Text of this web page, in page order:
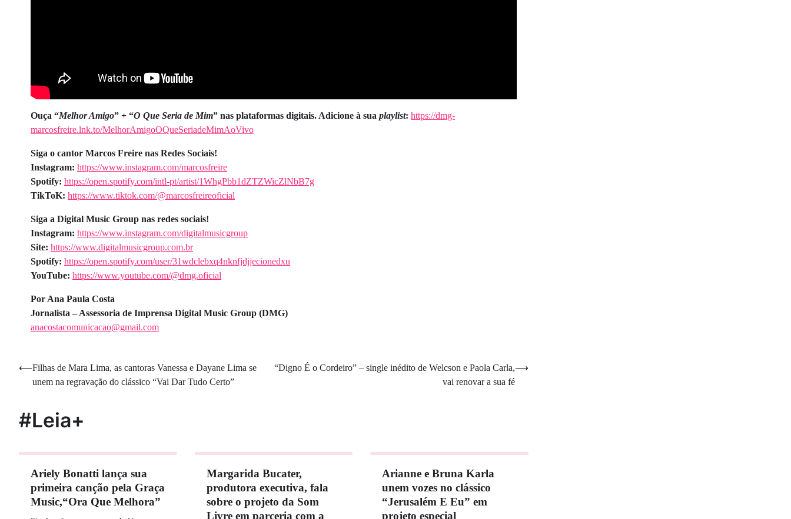
Ouça “Melhor Amigo” + “O Que Seria de Mim” nas plataformas digitais. Adicione à sua playlist: https://dmg-
marcosfreire.lnk.to/MelhorAmigoOQueSeriadeMimAoVivo
Siga o cantor Marcos Freire nas Redes Sociais!
Instagram: https://www.instagram.com/marcosfreire
Spotify: https://open.spotify.com/intl-pt/artist/1WhgPbb1dZTZWicZlNbB7g
TikToK: https://www.tiktok.com/@marcosfreireoficial
Siga a Digital Music Group nas redes sociais!
Instagram: https://www.instagram.com/digitalmusicgroup
Site: https://www.digitalmusicgroup.com.br
Spotify: https://open.spotify.com/user/31wdclebxq4nknfjdjjecionedxu
YouTube: https://www.youtube.com/@dmg.oficial
Por Ana Paula Costa
Jornalista – Assessoria de Imprensa Digital Music Group (DMG)
anacostacomunicacao@gmail.com
Navegação
⟵Filhas de Mara Lima, as cantoras Vanessa e Dayane Lima se
unem na regravação do clássico “Vai Dar Tudo Certo”
“Digno É o Cordeiro” – single inédito de Welcson e Paola Carla,
vai renovar a sua fé
⟶
#Leia+
Ariely Bonatti lança sua
primeira canção pela Graça
Music,“Ora Que Melhora”
Margarida Bucater,
produtora executiva, fala
sobre o projeto da Som
Livre em parceria com a
Arianne e Bruna Karla
unem vozes no clássico
“Jerusalém E Eu” em
projeto especial